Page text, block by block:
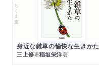
ちくま文庫
身近な雑草の愉快な生きかた
三上修著稲垣栄洋著